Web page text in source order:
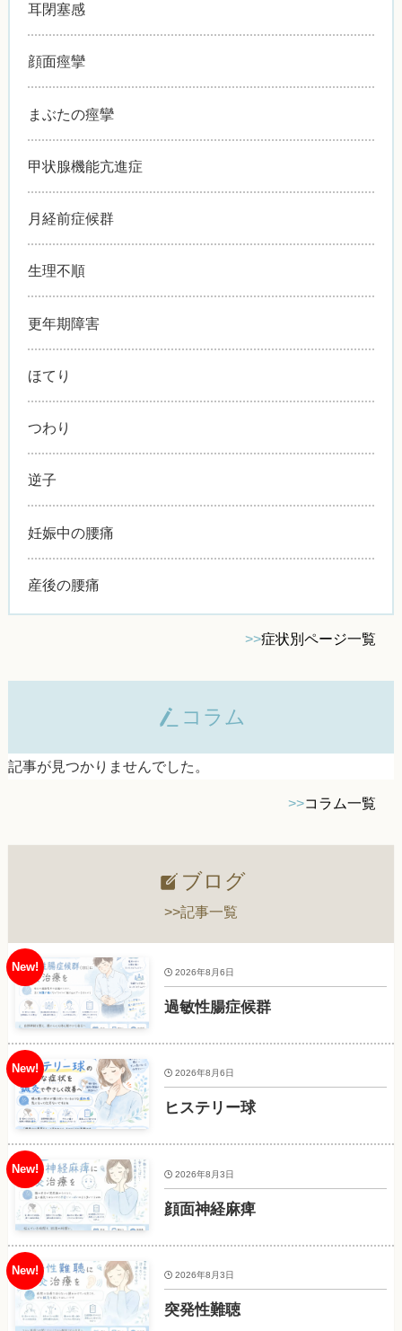
耳閉塞感
顔面痙攣
まぶたの痙攣
甲状腺機能亢進症
月経前症候群
生理不順
更年期障害
ほてり
つわり
逆子
妊娠中の腰痛
産後の腰痛
>>症状別ページ一覧
コラム
記事が見つかりませんでした。
>>コラム一覧
ブログ
>>記事一覧
過敏性腸症候群
2026年8月6日
ヒステリー球
2026年8月6日
顔面神経麻痺
2026年8月3日
突発性難聴
2026年8月3日